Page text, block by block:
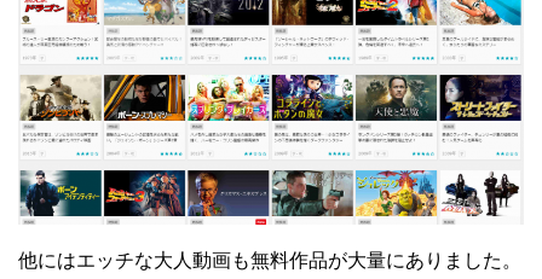
他にはエッチな大人動画も無料作品が大量にありました。